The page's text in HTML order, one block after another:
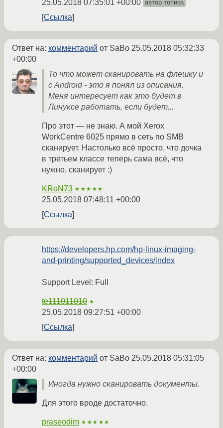
25.05.2018 07:35:01 +00:00 автор топика
Ссылка
Ответ на: комментарий от SaBo 25.05.2018 05:32:33
+00:00
То что может сканировать на флешку и
с Android - это я понял из описания.
Меня интересует как это будет в
Линуксе работать, если будет...
Про этот — не знаю. А мой Xerox
WorkCentre 6025 прямо в сеть по SMB
сканирует. Настолько всё просто, что дочка
в третьем классе теперь сама всё, что
нужно, сканирует :)
KRoN73 ★★★★★
25.05.2018 07:48:11 +00:00
Ссылка
https://developers.hp.com/hp-linux-imaging-
and-printing/supported_devices/index
Support Level: Full
te111011010 ★
25.05.2018 09:27:51 +00:00
Ссылка
Ответ на: комментарий от SaBo 25.05.2018 05:31:05
+00:00
Иногда нужно сканировать документы.
Для этого вроде достаточно.
praseodim ★★★★★